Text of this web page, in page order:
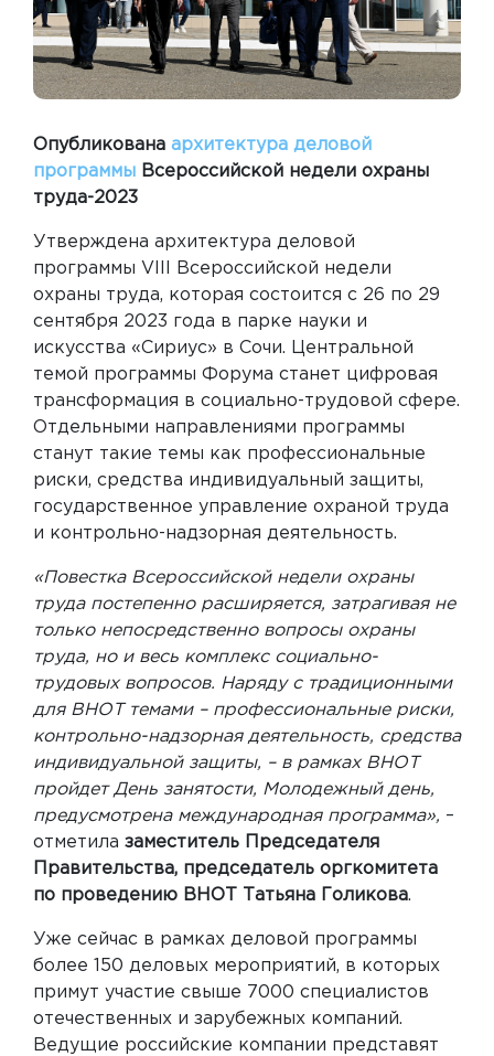
Опубликована архитектура деловой
программы Всероссийской недели охраны
труда-2023
Утверждена архитектура деловой
программы VIII Всероссийской недели
охраны труда, которая состоится с 26 по 29
сентября 2023 года в парке науки и
искусства «Сириус» в Сочи. Центральной
темой программы Форума станет цифровая
трансформация в социально-трудовой сфере.
Отдельными направлениями программы
станут такие темы как профессиональные
риски, средства индивидуальный защиты,
государственное управление охраной труда
и контрольно-надзорная деятельность.
«Повестка Всероссийской недели охраны
труда постепенно расширяется, затрагивая не
только непосредственно вопросы охраны
труда, но и весь комплекс социально-
трудовых вопросов. Наряду с традиционными
для ВНОТ темами – профессиональные риски,
контрольно-надзорная деятельность, средства
индивидуальной защиты, – в рамках ВНОТ
пройдет День занятости, Молодежный день,
предусмотрена международная программа», –
отметила заместитель Председателя
Правительства, председатель оргкомитета
по проведению ВНОТ Татьяна Голикова.
Уже сейчас в рамках деловой программы
более 150 деловых мероприятий, в которых
примут участие свыше 7000 специалистов
отечественных и зарубежных компаний.
Ведущие российские компании представят